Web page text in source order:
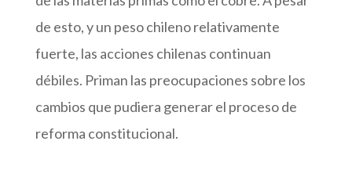
de esto, y un peso chileno relativamente
fuerte, las acciones chilenas continuan
débiles. Priman las preocupaciones sobre los
cambios que pudiera generar el proceso de
reforma constitucional.